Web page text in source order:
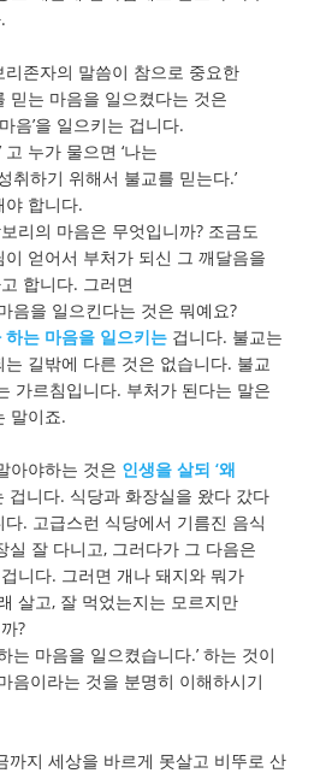
존자의 말씀이 참으로 중요한
믿는 마음을 일으켰다는 것은
음’을 일으키는 겁니다.
고 누가 물으면 ‘나는
취하기 위해서 불교를 믿는다.’
야 합니다.
리의 마음은 무엇입니까? 조금도
얻어서 부처가 되신 그 깨달음을
합니다. 그러면
음을 일으킨다는 것은 뭐예요?
하는 마음을 일으키는 겁니다. 불교는
길밖에 다른 것은 없습니다. 불교
가르침입니다. 부처가 된다는 말은
말이죠.
아야하는 것은 인생을 살되 ‘왜
겁니다. 식당과 화장실을 왔다 갔다
. 고급스런 식당에서 기름진 음식
실 잘 다니고, 그러다가 그 다음은
니다. 그러면 개나 돼지와 뭐가
살고, 잘 먹었는지는 모르지만
?
는 마음을 일으켰습니다.’ 하는 것이
음이라는 것을 분명히 이해하시기
까지 세상을 바르게 못살고 비뚜로 산